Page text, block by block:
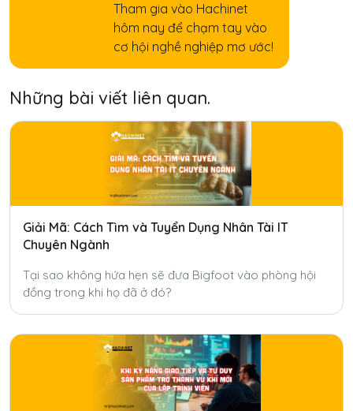
Tham gia vào Hachinet
hôm nay để chạm tay vào
cơ hội nghề nghiệp mơ ước!
Những bài viết liên quan.
Giải Mã: Cách Tìm và Tuyển Dụng Nhân Tài IT
Chuyên Ngành
Tại sao không hứa hẹn sẽ đưa Bigfoot vào phòng hội
đồng trong khi họ đã ở đó?